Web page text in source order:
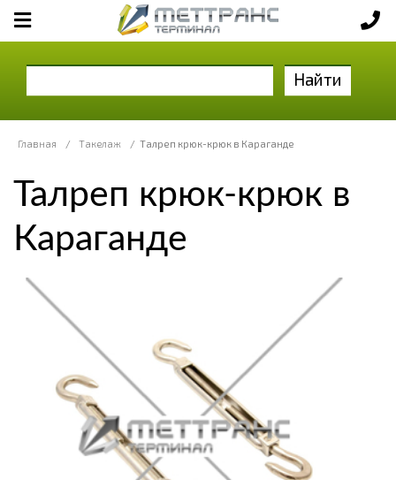
Найти
Главная / Такелаж / Талреп крюк-крюк в Караганде
Талреп крюк-крюк в
Караганде